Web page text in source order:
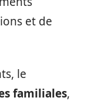
et de
le
familiales,